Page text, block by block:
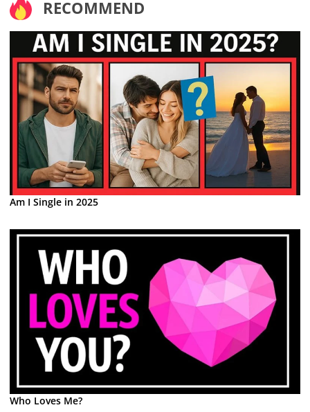
RECOMMEND
Am I Single in 2025
Who Loves Me?